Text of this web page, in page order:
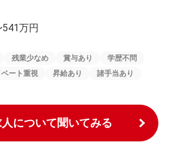
万円
残業少なめ 賞与あり
学歴不問
ート重視 昇給あり 諸手当あり
について聞いてみる